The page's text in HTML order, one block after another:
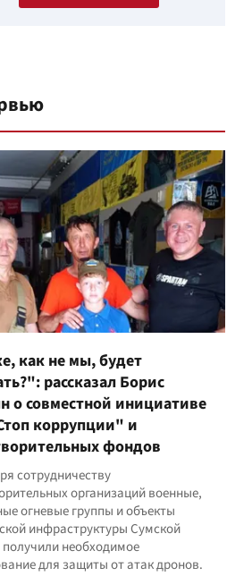
как не мы, будет
рассказал Борис
о совместной инициативе
коррупции" и
фондов
сотрудничеству
организаций военные,
огневые группы и объекты
инфраструктуры Сумской
необходимое
для защиты от атак дронов.